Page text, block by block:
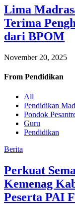
Lima
Terima
dari BPOM
November 20, 2025
From Pendidikan
All
Pendidikan
Pondok
Guru
Pendidikan
Berita
Perkuat
Kemenag
Peserta PAI